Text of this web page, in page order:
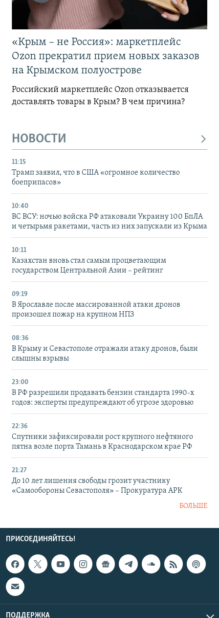
«Крым – не Россия»: маркетплейс
Ozon прекратил прием новых заказов
на Крымском полуострове
Российский маркетплейс Ozon отказывается
доставлять товары в Крым? В чем причина?
НОВОСТИ
11:15
Трамп заявил, что в США «огромное количество
боеприпасов»
10:40
ВС ВСУ: ночью войска РФ атаковали Украину 100 БпЛА
и четырьмя ракетами, часть из них запускали из Крыма
10:11
Казахстан вновь стал самым процветающим
государством Центральной Азии – рейтинг
09:19
В Ярославле после массированной атаки дронов
произошел пожар на крупном НПЗ
08:36
В Крыму и Севастополе отражали атаку дронов, были
слышны взрывы
23:00
В РФ разрешили продавать бензин стандарта 1990-х
годов: эксперты предупреждают об угрозе здоровью
22:36
Спутники зафиксировали рост крупного нефтяного
пятна возле порта Тамань в Краснодарском крае РФ
21:27
До 10 лет лишения свободы грозит участнику
«Самообороны Севастополя» – Прокуратура АРК
БОЛЬШЕ
ПРИСОЕДИНЯЙТЕСЬ!
ПОДДЕРЖКА